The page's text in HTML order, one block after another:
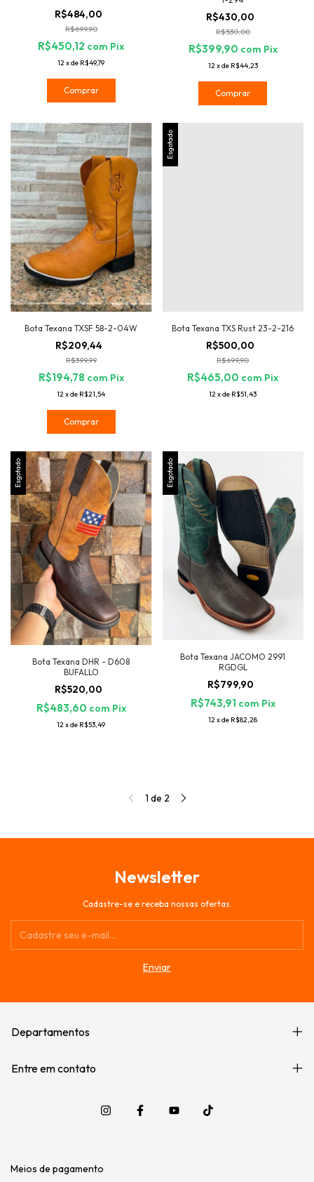
R$484,00
R$699,90
R$450,12 com Pix
12 xde R$49,79
Comprar
R$430,00
R$530,00
R$399,90 com Pix
12xde R$44,23
Comprar
Bota Texana TXSF 58-2-04W
R$209,44
R$399,99
R$194,78 com Pix
12xde R$21,54
Comprar
Esgotado
Bota Texana TXS Rust 23-2-216
R$500,00
R$699,90
R$465,00 com Pix
12xde R$51,43
Esgotado
Bota Texana DHR - D608
BUFALLO
R$520,00
R$483,60 com Pix
12xde R$53,49
Esgotado
Bota Texana JACOMO 2991
RGDGL
R$799,90
R$743,91 com Pix
12 xde R$82,28
1 de 2
Newsletter
Cadastre-se e receba nossas ofertas.
Departamentos
Entre em contato
Meios de pagamento